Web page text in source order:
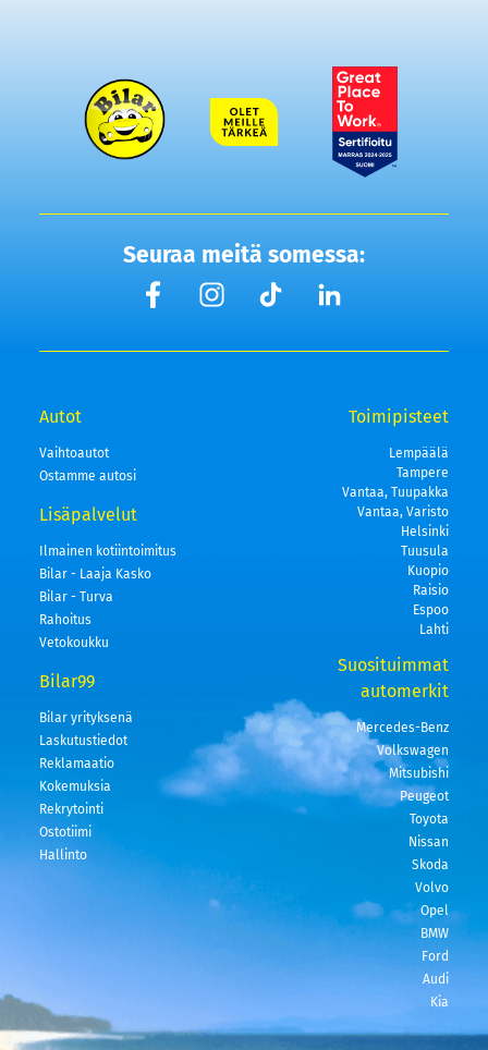
Seuraa meitä somessa:
Autot
Vaihtoautot
Ostamme autosi
Lisäpalvelut
Ilmainen kotiintoimitus
Bilar - Laaja Kasko
Bilar - Turva
Rahoitus
Vetokoukku
Bilar99
Bilar yrityksenä
Laskutustiedot
Reklamaatio
Kokemuksia
Rekrytointi
Ostotiimi
Hallinto
Toimipisteet
Lempäälä
Tampere
Vantaa, Tuupakka
Vantaa, Varisto
Helsinki
Tuusula
Kuopio
Raisio
Espoo
Lahti
Suosituimmat
automerkit
Mercedes-Benz
Volkswagen
Mitsubishi
Peugeot
Toyota
Nissan
Skoda
Volvo
Opel
BMW
Ford
Audi
Kia